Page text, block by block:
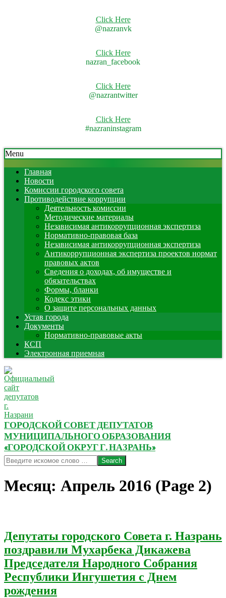
Click Here
@nazranvk
Click Here
nazran_facebook
Click Here
@nazrantwitter
Click Here
#nazraninstagram
Skip
to
content
Secondary
Navigation
Menu
Menu
Главная
Новости
Комиссии городского совета
Противодействие коррупции
Деятельность комиссии
Методические материалы
Независимая антикоррупционная экспертиза
Нормативно-правовая база
Независимая антикоррупционная экспертиза
Антикоррупционная экспертиза проектов нормат
правовых актов
Сведения о доходах, об имуществе и
обязательствах
Формы, бланки
Кодекс этики
О защите персональных данных
Устав города
Документы
Нормативно-правовые акты
КСП
Электронная приемная
ГОРОДСКОЙ СОВЕТ ДЕПУТАТОВ
МУНИЦИПАЛЬНОГО ОБРАЗОВАНИЯ
«ГОРОДСКОЙ ОКРУГ Г. НАЗРАНЬ»
Search
Месяц: Апрель 2016 (Page 2)
Депутаты городского Совета г. Назрань
поздравили Мухарбека Дикажева
Председателя Народного Собрания
Республики Ингушетия с Днем
рождения